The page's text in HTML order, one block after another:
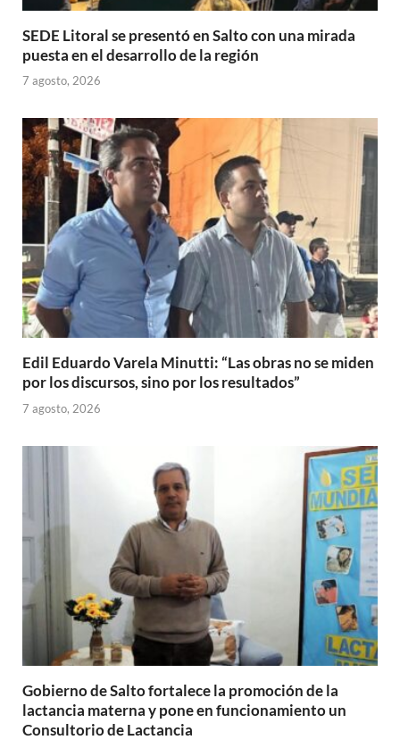
SEDE Litoral se presentó en Salto con una mirada
puesta en el desarrollo de la región
7 agosto, 2026
Edil Eduardo Varela Minutti: “Las obras no se miden
por los discursos, sino por los resultados”
7 agosto, 2026
Gobierno de Salto fortalece la promoción de la
lactancia materna y pone en funcionamiento un
Consultorio de Lactancia